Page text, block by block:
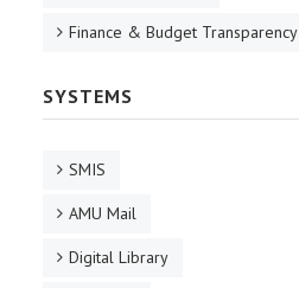
Finance & Budget Transparency
SYSTEMS
SMIS
AMU Mail
Digital Library